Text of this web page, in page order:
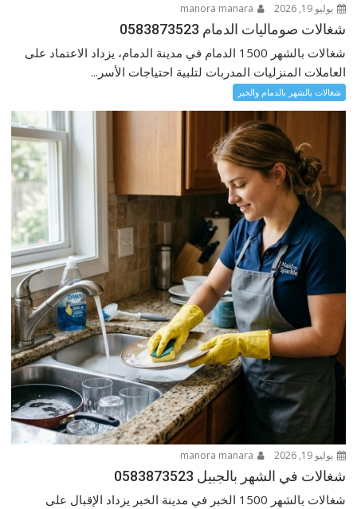
يوليو 19, 2026
شغالات صوماليات الدمام 0583873523
شغالات بالشهر 1500 الدمام في مدينة الدمام، يزداد الاعتماد على
العاملات المنزليات المدربات لتلبية احتياجات الأسر...
شغالات بالشهر بالدمام والخبر
يوليو 19, 2026
شغالات في الشهر بالجبيل 0583873523
شغالات بالشهر 1500 الخبر في مدينة الخبر يزداد الإقبال على